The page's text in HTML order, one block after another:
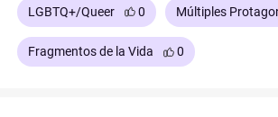
LGBTQ+/Queer 0 Múltiples
Fragmentos de la Vida 0